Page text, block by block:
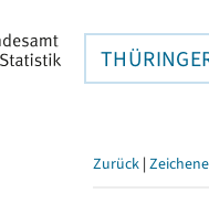
Zurück |